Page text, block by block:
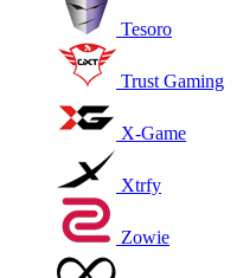
Tesoro
Trust Gaming
X-Game
Xtrfy
Zowie